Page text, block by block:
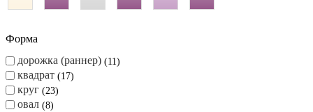
Форма
дорожка (раннер)
11
квадрат 17
круг 23
овал 8